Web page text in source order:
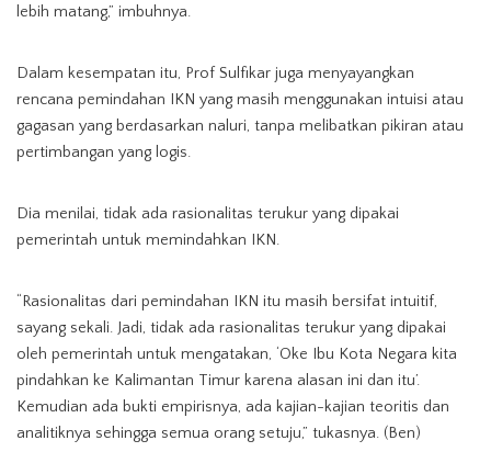
lebih matang,” imbuhnya.
Dalam kesempatan itu, Prof Sulfikar juga menyayangkan
rencana pemindahan IKN yang masih menggunakan intuisi atau
gagasan yang berdasarkan naluri, tanpa melibatkan pikiran atau
pertimbangan yang logis.
Dia menilai, tidak ada rasionalitas terukur yang dipakai
pemerintah untuk memindahkan IKN.
“Rasionalitas dari pemindahan IKN itu masih bersifat intuitif,
sayang sekali. Jadi, tidak ada rasionalitas terukur yang dipakai
oleh pemerintah untuk mengatakan, ‘Oke Ibu Kota Negara kita
pindahkan ke Kalimantan Timur karena alasan ini dan itu’.
Kemudian ada bukti empirisnya, ada kajian-kajian teoritis dan
analitiknya sehingga semua orang setuju,” tukasnya. (Ben)